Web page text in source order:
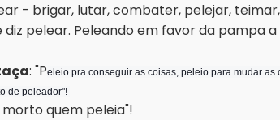
- brigar, lutar, combater, pelejar,
pelear. Peleando em favor da pampa
: "Peleio pra conseguir as coisas, peleio para mudar as
de peleador"!
morto quem peleia"!